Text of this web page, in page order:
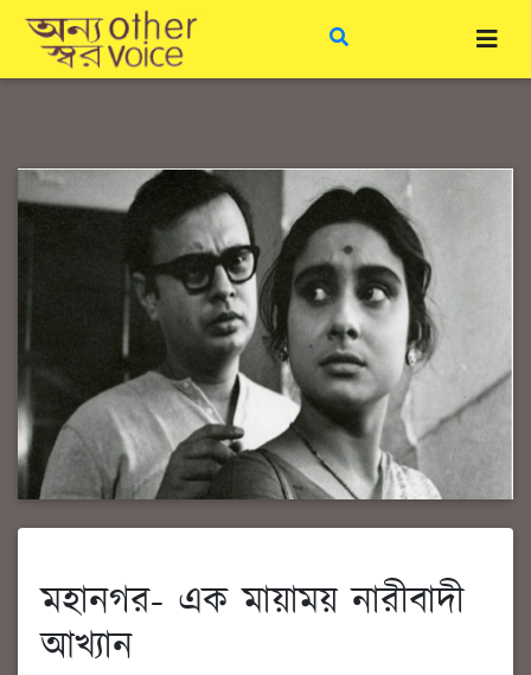
মহানগর- এক মায়াময় নারীবাদী
আখ্যান